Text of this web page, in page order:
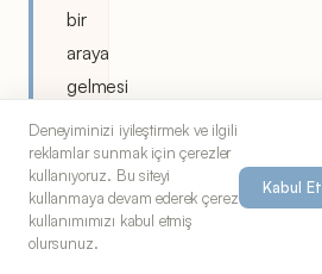
bir
araya
gelmesi
için
tavuk
kızarırken
sosu
hazırlayın.
Deneyiminizi iyileştirmek ve ilgili
reklamlar sunmak için çerezler
kullanıyoruz. Bu siteyi
kullanmaya devam ederek çerez
kullanımımızı kabul etmiş
olursunuz.
Kabul Et